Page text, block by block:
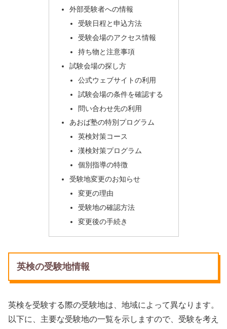
外部受験者への情報
受験日程と申込方法
受験会場のアクセス情報
持ち物と注意事項
試験会場の探し方
公式ウェブサイトの利用
試験会場の条件を確認する
問い合わせ先の利用
あおば塾の特別プログラム
英検対策コース
漢検対策プログラム
個別指導の特徴
受験地変更のお知らせ
変更の理由
受験地の確認方法
変更後の手続き
英検の受験地情報
英検を受験する際の受験地は、地域によって異なります。
以下に、主要な受験地の一覧を示しますので、受験を考え